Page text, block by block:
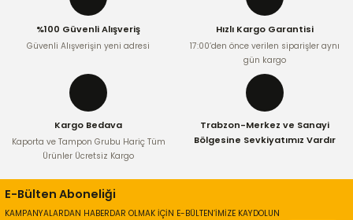
Ürün fiyatı diğer sitelerden daha pahalı.
Bu ürüne benzer farklı alternatifler olmalı.
%100 Güvenli Alışveriş
Güvenli Alışverişin yeni adresi
Hızlı Kargo Garantisi
17:00’den önce verilen siparişler aynı
gün kargo
Kargo Bedava
Kaporta ve Tampon Grubu Hariç Tüm
Ürünler Ücretsiz Kargo
Trabzon-Merkez ve Sanayi
Bölgesine Sevkiyatımız Vardır
E-Bülten Aboneliği
KAMPANYALARDAN HABERDAR OLMAK İÇİN E-BÜLTEN’İMİZE KAYDOLUN